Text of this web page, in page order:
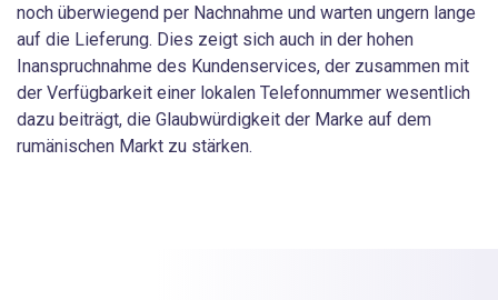
noch überwiegend per Nachnahme und warten ungern lange
auf die Lieferung. Dies zeigt sich auch in der hohen
Inanspruchnahme des Kundenservices, der zusammen mit
der Verfügbarkeit einer lokalen Telefonnummer wesentlich
dazu beiträgt, die Glaubwürdigkeit der Marke auf dem
rumänischen Markt zu stärken.